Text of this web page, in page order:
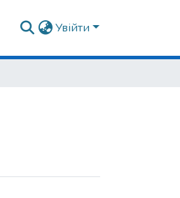
Увійти